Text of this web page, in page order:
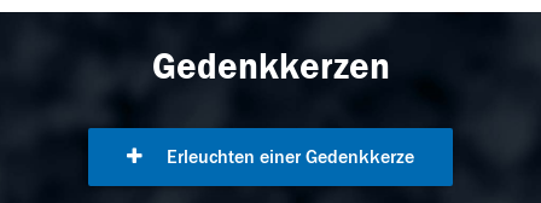
Gedenkkerzen
Erleuchten einer Gedenkkerze